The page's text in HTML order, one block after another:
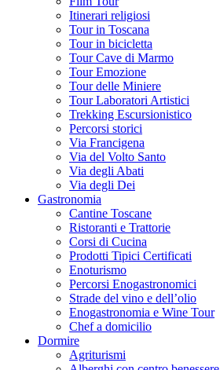
Itinerari religiosi
Tour in Toscana
Tour in bicicletta
Tour Cave di Marmo
Tour Emozione
Tour delle Miniere
Tour Laboratori Artistici
Trekking Escursionistico
Percorsi storici
Via Francigena
Via del Volto Santo
Via degli Abati
Via degli Dei
Gastronomia
Cantine Toscane
Ristoranti e Trattorie
Corsi di Cucina
Prodotti Tipici Certificati
Enoturismo
Percorsi Enogastronomici
Strade del vino e dell’olio
Enogastronomia e Wine Tour
Chef a domicilio
Dormire
Agriturismi